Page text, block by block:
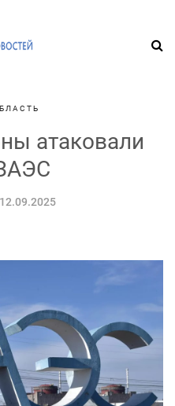
атаковали
12.09.2025